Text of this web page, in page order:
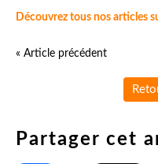
Découvrez tous nos articles
« Article précédent
Partager cet